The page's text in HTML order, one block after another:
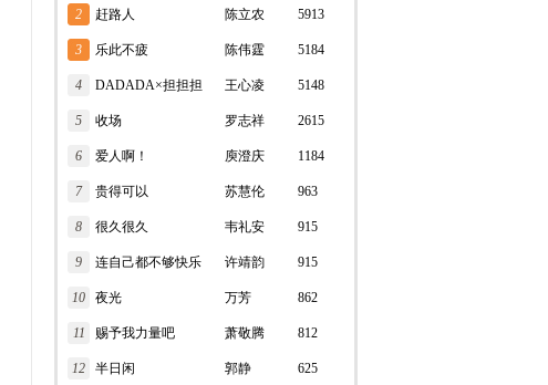
清)
2 赶路人 陈立农 5913
3 乐此不疲 陈伟霆 5184
4 DADADA×担担担 王心凌 5148
5 收场 罗志祥 2615
6 爱人啊！ 庾澄庆 1184
7 贵得可以 苏慧伦 963
8 很久很久 韦礼安 915
9 连自己都不够快乐 许靖韵 915
10 夜光 万芳 862
11 赐予我力量吧 萧敬腾 812
12 半日闲 郭静 625